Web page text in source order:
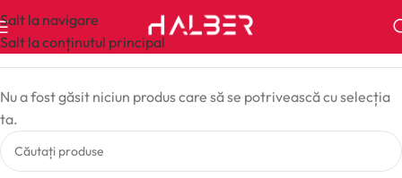
Salt la navigare
Salt la conținutul principal
Nu a fost găsit niciun produs care să se potrivească cu selecția
ta.